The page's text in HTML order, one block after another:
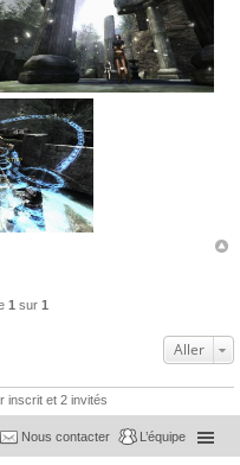
1 sur 1
Aller
inscrit et 2 invités
L’équipe
Nous contacter